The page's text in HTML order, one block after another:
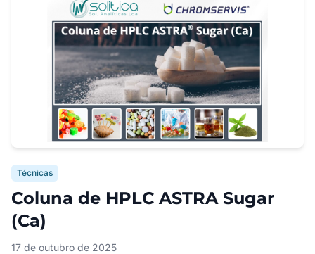
Técnicas
Coluna de HPLC ASTRA Sugar
(Ca)
17 de outubro de 2025